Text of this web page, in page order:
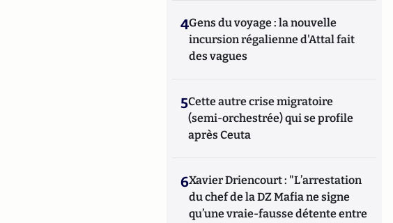
4Gens du voyage : la nouvelle
incursion régalienne d'Attal fait
des vagues
5Cette autre crise migratoire
(semi-orchestrée) qui se profile
après Ceuta
6Xavier Driencourt : "L’arrestation
du chef de la DZ Mafia ne signe
qu’une vraie-fausse détente entre